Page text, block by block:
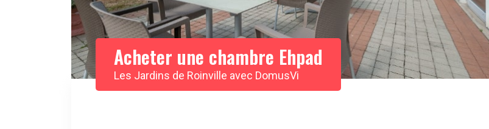
Acheter une chambre Ehpad
Les Jardins de Roinville avec DomusVi